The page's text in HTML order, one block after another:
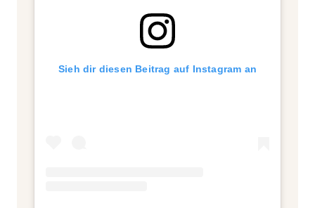
Sieh dir diesen Beitrag auf Instagram an